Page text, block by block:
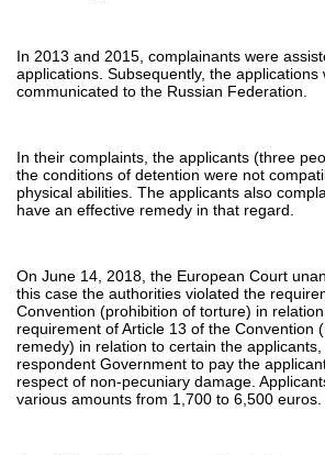
In 2013 and 2015, complainants were
applications. Subsequently, the applications
communicated to the Russian Federation.
In their complaints, the applicants (three
the conditions of detention were not
physical abilities. The applicants also
have an effective remedy in that regard.
On June 14, 2018, the European Court
this case the authorities violated the
Convention (prohibition of torture) in
requirement of Article 13 of the Convention
remedy) in relation to certain the
respondent Government to pay the
respect of non-pecuniary damage.
various amounts from 1,700 to 6,500 euros.